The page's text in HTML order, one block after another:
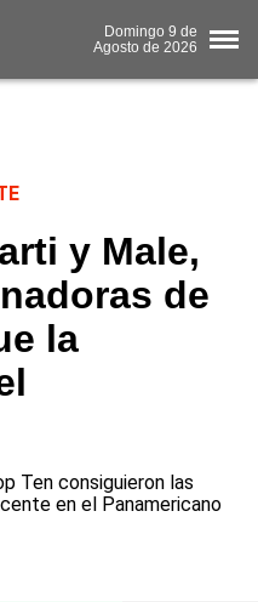
Domingo 9 de
Agosto de 2026
y Male,
de
la
Ten consiguieron las
en el Panamericano